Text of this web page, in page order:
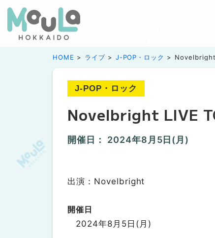
HOME ライブ J-POP・ロック Novelbright
J-POP・ロック
Novelbright LIVE
開催日： 2024年8月5日(月)
出演：Novelbright
開催日
2024年8月5日(月)